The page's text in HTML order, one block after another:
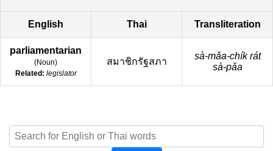
English Thai Transliteration
parliamentarian
(Noun)
Related: legislator
สมาชิกรัฐสภา
sà-mǎa-chík rát
sà-pǎa